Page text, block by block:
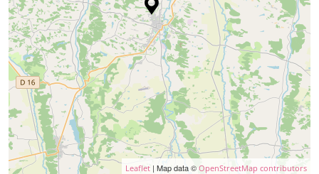
Leaflet | Map data © OpenStreetMap contributors